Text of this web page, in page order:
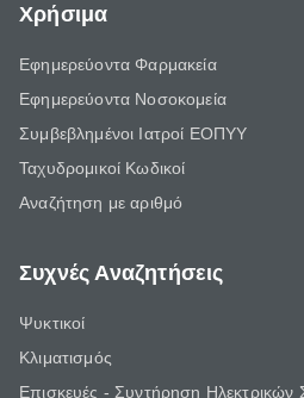
Χρήσιμα
Εφημερεύοντα Φαρμακεία
Εφημερεύοντα Νοσοκομεία
Συμβεβλημένοι Ιατροί ΕΟΠΥΥ
Ταχυδρομικοί Κωδικοί
Αναζήτηση με αριθμό
Συχνές Αναζητήσεις
Ψυκτικοί
Κλιματισμός
Επισκευές - Συντήρηση Ηλεκτρικών